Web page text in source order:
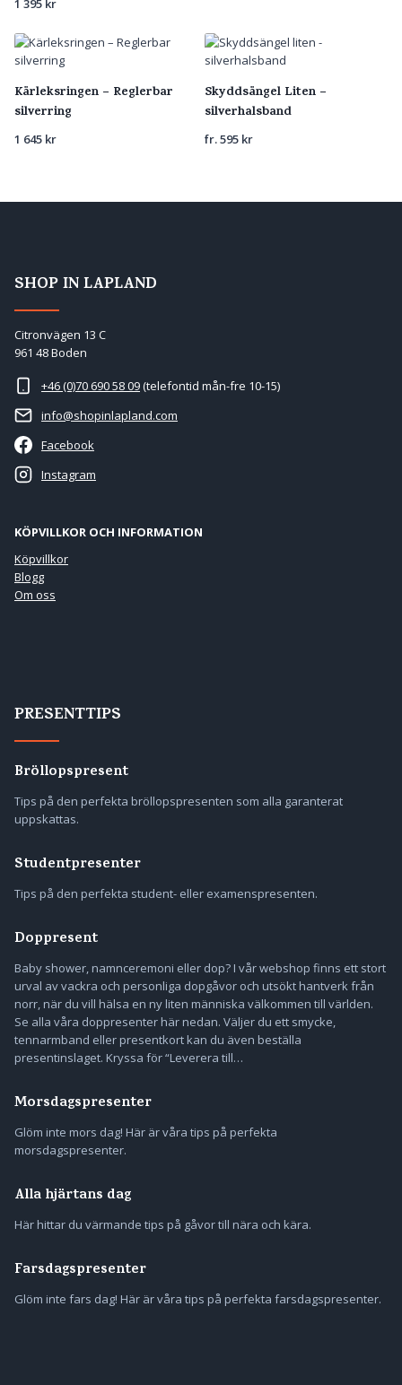
Kärleksringen – Reglerbar
silverring
1 645 kr
Skyddsängel Liten –
silverhalsband
fr.595 kr
SHOP IN LAPLAND
Citronvägen 13 C
961 48 Boden
+46 (0)70 690 58 09(telefontid mån-fre 10-15)
info@shopinlapland.com
Facebook
Instagram
KÖPVILLKOR OCH INFORMATION
Köpvillkor
Blogg
Om oss
PRESENTTIPS
Bröllopspresent
Tips på den perfekta bröllopspresenten som alla garanterat
uppskattas.
Studentpresenter
Tips på den perfekta student- eller examenspresenten.
Doppresent
Baby shower, namnceremoni eller dop? I vår webshop finns ett stort
urval av vackra och personliga dopgåvor och utsökt hantverk från
norr, när du vill hälsa en ny liten människa välkommen till världen.
Se alla våra doppresenter här nedan. Väljer du ett smycke,
tennarmband eller presentkort kan du även beställa
presentinslaget. Kryssa för “Leverera till…
Morsdagspresenter
Glöm inte mors dag! Här är våra tips på perfekta
morsdagspresenter.
Alla hjärtans dag
Här hittar du värmande tips på gåvor till nära och kära.
Farsdagspresenter
Glöm inte fars dag! Här är våra tips på perfekta farsdagspresenter.